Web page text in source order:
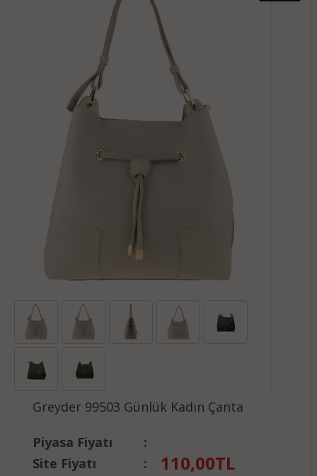
Greyder 99503 Günlük Kadın Çanta
Piyasa Fiyatı
:
Site Fiyatı
: 110,00TL